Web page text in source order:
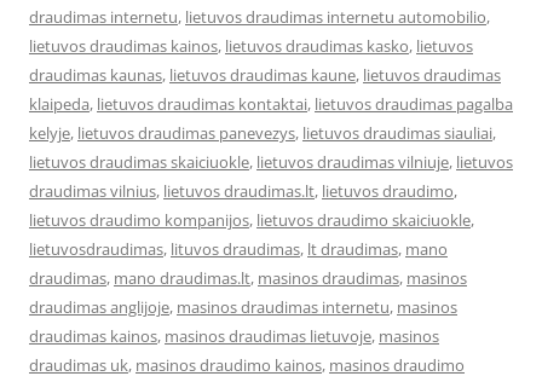
draudimas internetu, lietuvos draudimas internetu automobilio,
lietuvos draudimas kainos, lietuvos draudimas kasko, lietuvos
draudimas kaunas, lietuvos draudimas kaune, lietuvos draudimas
klaipeda, lietuvos draudimas kontaktai, lietuvos draudimas pagalba
kelyje, lietuvos draudimas panevezys, lietuvos draudimas siauliai,
lietuvos draudimas skaiciuokle, lietuvos draudimas vilniuje, lietuvos
draudimas vilnius, lietuvos draudimas.lt, lietuvos draudimo,
lietuvos draudimo kompanijos, lietuvos draudimo skaiciuokle,
lietuvosdraudimas, lituvos draudimas, lt draudimas, mano
draudimas, mano draudimas.lt, masinos draudimas, masinos
draudimas anglijoje, masinos draudimas internetu, masinos
draudimas kainos, masinos draudimas lietuvoje, masinos
draudimas uk, masinos draudimo kainos, masinos draudimo